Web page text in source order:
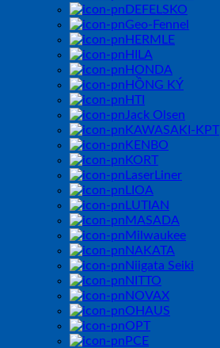
DEFELSKO
Geo-Fennel
HERMLE
HILA
HONDA
HỒNG KÝ
HTI
Jack Olsen
KAWASAKI-KPT
KENBO
KORT
LaserLiner
LIOA
LUTIAN
MASADA
Milwaukee
NAKATA
Niigata Seiki
NITTO
NOVAX
OHAUS
OPT
PCE